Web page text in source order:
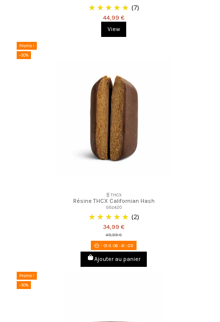
(7)
44,99 €
View
Promo !
-30%
🧬THCX
Résine THCX Californian Hash
Gbz420
(2)
34,99 €
49,99 €
01 d. 06:41 :08
Ajouter au panier
Promo !
-30%